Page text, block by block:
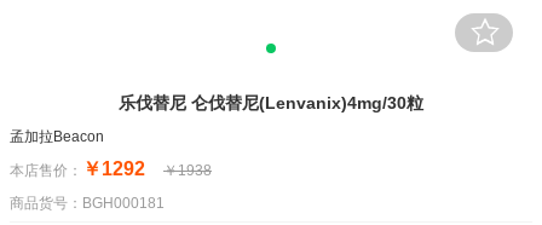
乐伐替尼 仑伐替尼(Lenvanix)4mg/30粒
孟加拉Beacon
本店售价： ￥1292
￥1938
商品货号：BGH000181